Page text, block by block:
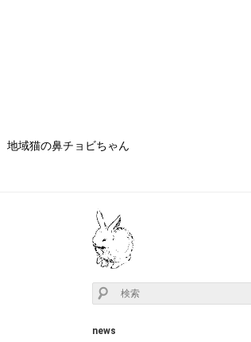
地域猫の鼻チョビちゃん
news